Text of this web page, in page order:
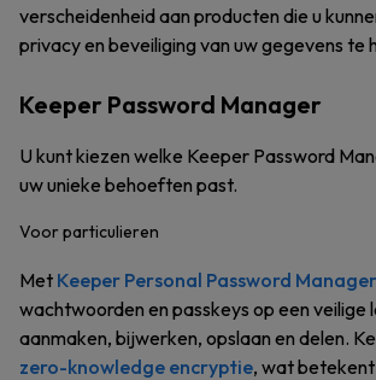
verscheidenheid aan producten die u
privacy en beveiliging van uw gegevens te
Keeper Password Manager
U kunt kiezen welke Keeper Password
uw unieke behoeften past.
Voor particulieren
Met Keeper Personal Password Manager
wachtwoorden en passkeys op een veilige
aanmaken, bijwerken, opslaan en delen.
zero-knowledge encryptie, wat